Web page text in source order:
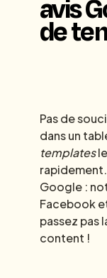
de
Pas de
dans un
templates
Google :
Facebook
passez pas
content !